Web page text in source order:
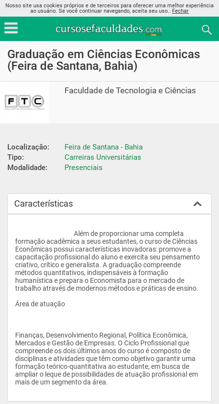
Nosso site usa cookies próprios e de terceiros para oferecer uma melhor experiência
ao usuário. Se você continuar navegando, aceita seu uso.. Fechar
Graduação em Ciências Econômicas
(Feira de Santana, Bahia)
Faculdade de Tecnologia e Ciências
Localização:
Feira de Santana - Bahia
Tipo:
Carreiras Universitárias
Modalidade:
Presenciais
Características
formação acadêmica a seus estudantes, o curso de Ciências
Econômicas possui características inovadoras: promove a
capacitação profissional do aluno e exercita seu pensamento
criativo, crítico e generalista. A graduação compreende
métodos quantitativos, indispensáveis à formação
humanística e prepara o Economista para o mercado de
trabalho através de modernos métodos e práticas de ensino.
Área de atuação
Finanças, Desenvolvimento Regional, Política Econômica,
Mercados e Gestão de Empresas. O Ciclo Profissional que
compreende os dois últimos anos do curso é composto de
disciplinas e atividades que têm como objetivo garantir uma
formação teórico-quantitativa ao estudante, em busca de
ampliar o leque de possibilidades de atuação profissional em
mais de um segmento da área.